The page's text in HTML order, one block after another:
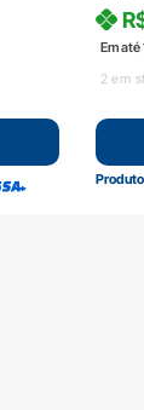
Em até
2 em